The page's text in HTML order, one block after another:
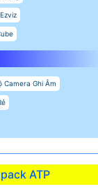
Camera Ghi Âm
ATP